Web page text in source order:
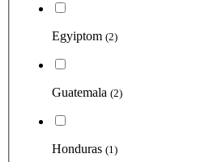
Egyiptom (2)
Guatemala (2)
Honduras (1)